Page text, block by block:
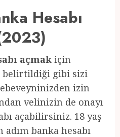
Hesabı
açmak için
belirtildiği gibi sizi
izin
velinizin de onayı
açabilirsiniz. 18 yaş
banka hesabı